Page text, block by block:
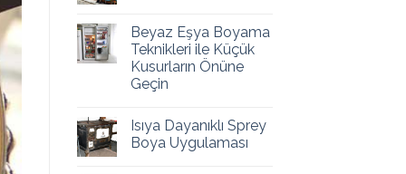
Beyaz Eşya Boyama
Teknikleri ile Küçük
Kusurların Önüne
Geçin
Isıya Dayanıklı Sprey
Boya Uygulaması